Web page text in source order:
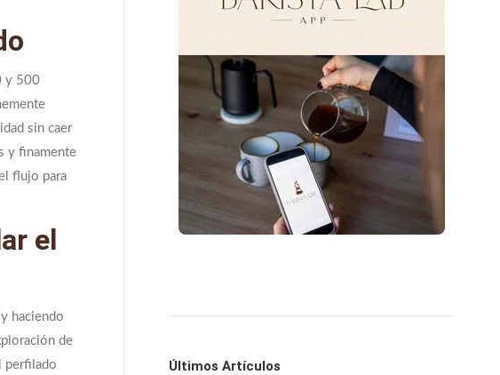
y 500
sin caer
y finamente
flujo para
el
haciendo
de
perfilado
Últimos Artículos